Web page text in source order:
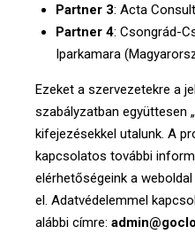
Partner 3: Acta
Partner 4: Csongrád-
Iparkamara
Ezeket a szervezetekre a
szabályzatban együttesen
kifejezésekkel utalunk. A
kapcsolatos további
elérhetőségeink a
el. Adatvédelemmel
alábbi címre: